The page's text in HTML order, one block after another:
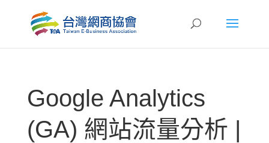
Google Analytics
(GA) 網站流量分析 |